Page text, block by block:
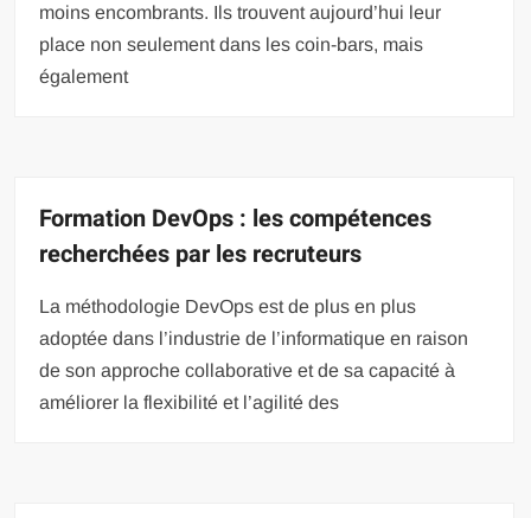
moins encombrants. Ils trouvent aujourd’hui leur
place non seulement dans les coin-bars, mais
également
Formation DevOps : les compétences
recherchées par les recruteurs
La méthodologie DevOps est de plus en plus
adoptée dans l’industrie de l’informatique en raison
de son approche collaborative et de sa capacité à
améliorer la flexibilité et l’agilité des